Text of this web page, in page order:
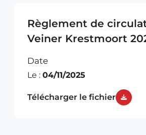
Règlement de
Veiner Krestmoort
Date
Le : 04/11/2025
Télécharger le fichier